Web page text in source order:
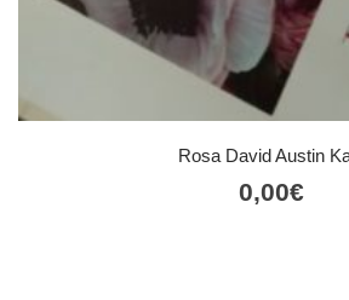
Rosa David Austin
0,00€